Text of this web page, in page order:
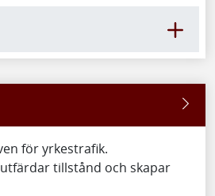
för yrkestrafik.
tillstånd och skapar